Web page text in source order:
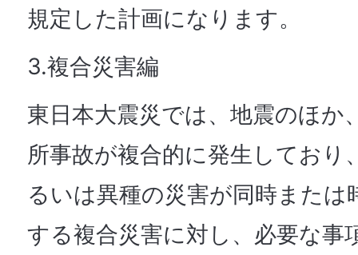
規定した計画になります。
3.複合災害編
東日本大震災では、地震のほか
所事故が複合的に発生しており
るいは異種の災害が同時または
する複合災害に対し、必要な事